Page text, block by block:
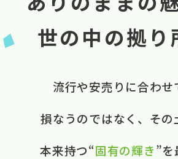
世の中の拠り
流行や​安売りに​合わせ
損なうのではなく、​ ​そ
本来​持つ“固有の​輝き”を​